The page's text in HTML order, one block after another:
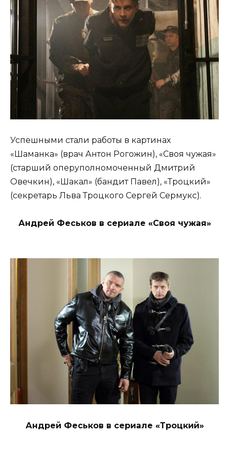
Успешными стали работы в картинах
«Шаманка» (врач Антон Рогожин), «Своя чужая»
(старший оперуполномоченный Дмитрий
Овечкин), «Шакал» (бандит Павел), «Троцкий»
(секретарь Льва Троцкого Сергей Сермукс).
Андрей Феськов в сериале «Своя чужая»
Андрей Феськов в сериале «Троцкий»